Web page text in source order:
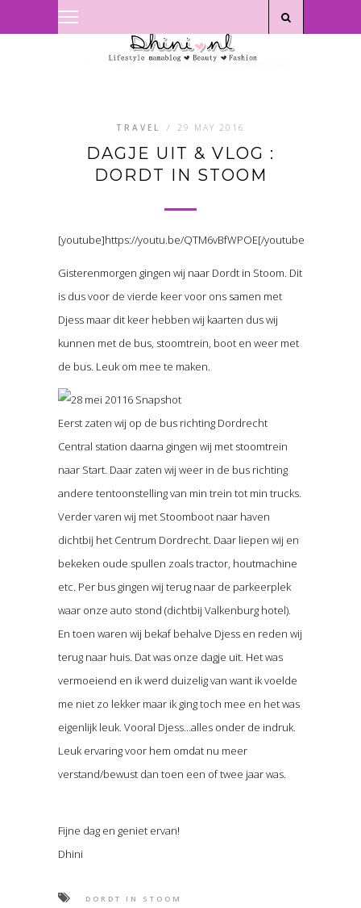
TRAVEL / 29 MAY 2016
DAGJE UIT & VLOG :
DORDT IN STOOM
[youtube]https://youtu.be/QTM6vBfWPOE[/youtube]
Gisterenmorgen gingen wij naar Dordt in Stoom. Dit
is dus voor de vierde keer voor ons samen met
Djess maar dit keer hebben wij kaarten dus wij
kunnen met de bus, stoomtrein, boot en weer met
de bus. Leuk om mee te maken.
Eerst zaten wij op de bus richting Dordrecht
Central station daarna gingen wij met stoomtrein
naar Start. Daar zaten wij weer in de bus richting
andere tentoonstelling van min trein tot min trucks.
Verder varen wij met Stoomboot naar haven
dichtbij het Centrum Dordrecht. Daar liepen wij en
bekeken oude spullen zoals tractor, houtmachine
etc. Per bus gingen wij terug naar de parkeerplek
waar onze auto stond (dichtbij Valkenburg hotel).
En toen waren wij bekaf behalve Djess en reden wij
terug naar huis. Dat was onze dagje uit. Het was
vermoeiend en ik werd duizelig van want ik voelde
me niet zo lekker maar ik ging toch mee en het was
eigenlijk leuk. Vooral Djess…alles onder de indruk.
Leuk ervaring voor hem omdat nu meer
verstand/bewust dan toen een of twee jaar was.
Fijne dag en geniet ervan!
Dhini
DORDT IN STOOM